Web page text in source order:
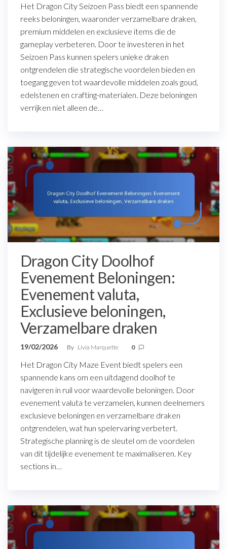
Het Dragon City Seizoen Pass biedt een spannende
reeks beloningen, waaronder verzamelbare draken,
premium middelen en exclusieve items die de
gameplay verbeteren. Door te investeren in het
Seizoen Pass kunnen spelers unieke draken
ontgrendelen die strategische voordelen bieden en
toegang geven tot waardevolle middelen zoals goud,
edelstenen en crafting-materialen. Deze beloningen
verrijken niet alleen de…
Dragon City Doolhof
Evenement Beloningen:
Evenement valuta,
Exclusieve beloningen,
Verzamelbare draken
19/02/2026 By Livia Marquette 0
Het Dragon City Maze Event biedt spelers een
spannende kans om een uitdagend doolhof te
navigeren in ruil voor waardevolle beloningen. Door
evenement valuta te verzamelen, kunnen deelnemers
exclusieve beloningen en verzamelbare draken
ontgrendelen, wat hun spelervaring verbetert.
Strategische planning is de sleutel om de voordelen
van dit tijdelijke evenement te maximaliseren. Key
sections in…